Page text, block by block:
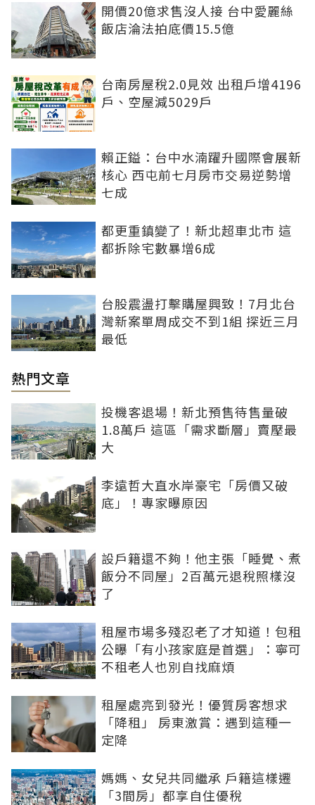
開價20億求售沒人接 台中愛麗絲
飯店淪法拍底價15.5億
台南房屋稅2.0見效 出租戶增4196
戶、空屋減5029戶
賴正鎰：台中水湳躍升國際會展新
核心 西屯前七月房市交易逆勢增
七成
都更重鎮變了！新北超車北市 這
都拆除宅數暴增6成
台股震盪打擊購屋興致！7月北台
灣新案單周成交不到1組 探近三月
最低
熱門文章
投機客退場！新北預售待售量破
1.8萬戶 這區「需求斷層」賣壓最
大
李遠哲大直水岸豪宅「房價又破
底」！專家曝原因
設戶籍還不夠！他主張「睡覺、煮
飯分不同屋」2百萬元退稅照樣沒
了
租屋市場多殘忍老了才知道！包租
公曝「有小孩家庭是首選」：寧可
不租老人也別自找麻煩
租屋處亮到發光！優質房客想求
「降租」 房東激賞：遇到這種一
定降
媽媽、女兒共同繼承 戶籍這樣遷
「3間房」都享自住優稅